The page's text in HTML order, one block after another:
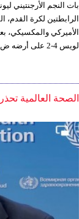
بات النجم الأرجنتيني
الرابطتين لكرة القدم،
الأميركي والمكسيكي،
لويس 4-2 على أرضه ض�...
الصحة العالمية